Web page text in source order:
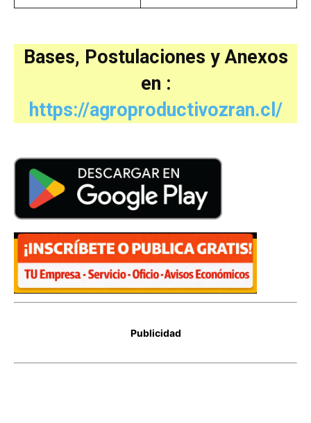
Bases, Postulaciones y Anexos
en :
https://agroproductivozran.cl/
Publicidad